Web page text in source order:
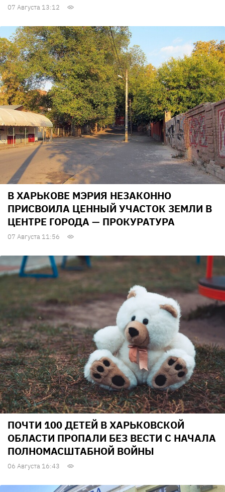
07 Августа 13:12
В ХАРЬКОВЕ МЭРИЯ НЕЗАКОННО
ПРИСВОИЛА ЦЕННЫЙ УЧАСТОК ЗЕМЛИ В
ЦЕНТРЕ ГОРОДА — ПРОКУРАТУРА
07 Августа 11:56
ПОЧТИ 100 ДЕТЕЙ В ХАРЬКОВСКОЙ
ОБЛАСТИ ПРОПАЛИ БЕЗ ВЕСТИ С НАЧАЛА
ПОЛНОМАСШТАБНОЙ ВОЙНЫ
06 Августа 16:43